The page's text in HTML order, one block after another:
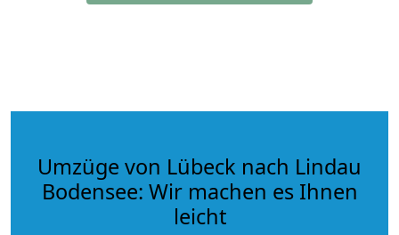
Umzüge von Lübeck nach Lindau
Bodensee: Wir machen es Ihnen
leicht